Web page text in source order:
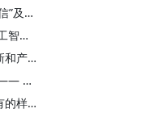
周佑勇：作为标识性概念的“法治自信”及其时代意蕴
郝政 陈阵：依托高价值场景促进人工智能高质量数据集建设
张新宁：以场景为牵引推动科技创新和产业创新深度融合
韩梁 朱瑞卿：东方之约，相约未来—— 中国元首外交的世界情怀与大国气派
关铭闻：点赞！这正是中国体育该有的样子